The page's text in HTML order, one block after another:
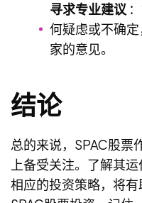
寻求专业建议
何疑虑或不确
家的意见。
结论
总的来说，SPAC股票
上备受关注。了解其
相应的投资策略，将